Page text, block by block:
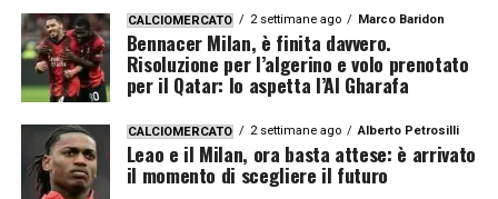
CALCIOMERCATO 2 settimane ago Marco Baridon
Bennacer Milan, è finita davvero.
Risoluzione per l’algerino e volo prenotato
per il Qatar: lo aspetta l’Al Gharafa
CALCIOMERCATO 2 settimane ago Alberto Petrosilli
Leao e il Milan, ora basta attese: è arrivato
il momento di scegliere il futuro